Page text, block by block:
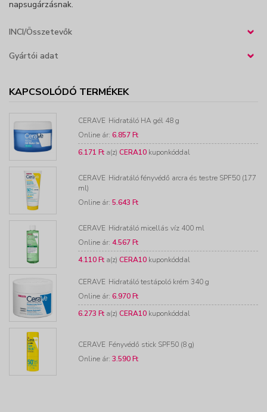
napsugárzásnak.
INCI/Összetevők ›
Gyártói adat ›
KAPCSOLÓDÓ TERMÉKEK
CERAVE Hidratáló HA gél 48 g
Online ár: 6.857 Ft
6.171 Ft a(z) CERA10 kuponkóddal
CERAVE Hidratáló fényvédő arcra és testre SPF50 (177
ml)
Online ár: 5.643 Ft
CERAVE Hidratáló micellás víz 400 ml
Online ár: 4.567 Ft
4.110 Ft a(z) CERA10 kuponkóddal
CERAVE Hidratáló testápoló krém 340 g
Online ár: 6.970 Ft
6.273 Ft a(z) CERA10 kuponkóddal
CERAVE Fényvédő stick SPF50 (8 g)
Online ár: 3.590 Ft